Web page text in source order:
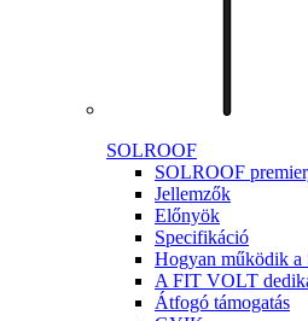
SOLROOF
SOLROOF
Jellemzők
Előnyök
Specifikáció
Hogyan működik
A FIT VOLT
Átfogó támogatás